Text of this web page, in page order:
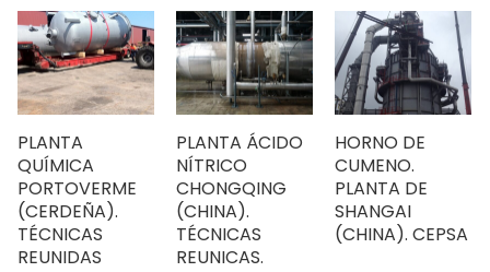
PLANTA
QUÍMICA
PORTOVERME
(CERDEÑA).
TÉCNICAS
REUNIDAS
PLANTA ÁCIDO
NÍTRICO
CHONGQING
(CHINA).
TÉCNICAS
REUNICAS.
HORNO DE
CUMENO.
PLANTA DE
SHANGAI
(CHINA). CEPSA